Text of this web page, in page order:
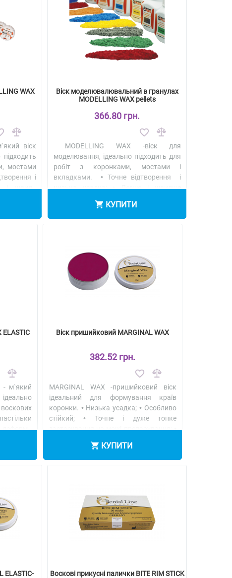
WAX
віск
мостами
і
і швид..
Віск моделювалювальний в гранулах
MODELLING WAX pellets
366.80 грн.
MODELLING WAX -віск для
моделювання, ідеально підходить для
робіт з коронками, мостами і
вкладками. • Точне відтворення і
низька усадка; • Легше і швидше
КУПИТИ
ELASTIC
- м`який
Віск пришийковий MARGINAL WAX
382.52 грн.
MARGINAL WAX -пришийковий віск
ідеальний для формування країв
коронки. • Низька усадка; • Особливо
стійкий; • Точне і дуже тонке
застосування на межі препарування; •
КУПИТИ
ELASTIC-
Воскові прикусні палички BITE RIM STICK